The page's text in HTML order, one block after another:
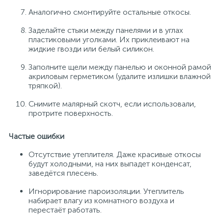
Аналогично смонтируйте остальные откосы.
Заделайте стыки между панелями и в углах
пластиковыми уголками. Их приклеивают на
жидкие гвозди или белый силикон.
Заполните щели между панелью и оконной рамой
акриловым герметиком (удалите излишки влажной
тряпкой).
Снимите малярный скотч, если использовали,
протрите поверхность.
Частые ошибки
Отсутствие утеплителя. Даже красивые откосы
будут холодными, на них выпадет конденсат,
заведётся плесень.
Игнорирование пароизоляции. Утеплитель
набирает влагу из комнатного воздуха и
перестаёт работать.